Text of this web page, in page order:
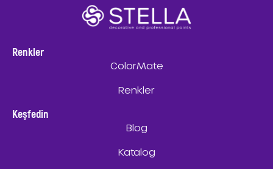
Renkler
ColorMate
Renkler
Keşfedin
Blog
Katalog